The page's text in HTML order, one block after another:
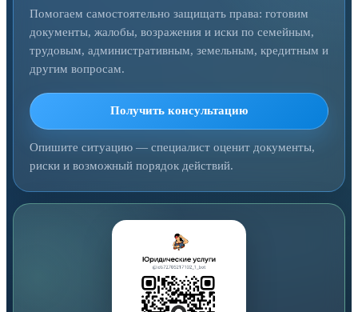
Помогаем самостоятельно защищать права: готовим
документы, жалобы, возражения и иски по семейным,
трудовым, административным, земельным, кредитным и
другим вопросам.
Получить консультацию
Опишите ситуацию — специалист оценит документы,
риски и возможный порядок действий.